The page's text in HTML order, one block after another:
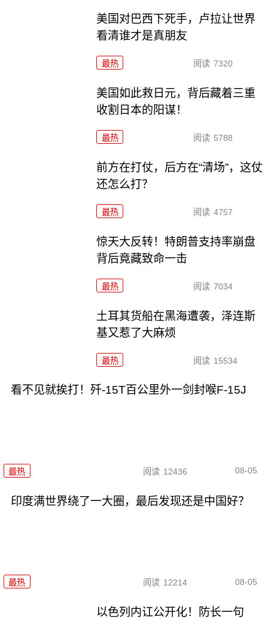
美国对巴西下死手，卢拉让世界
看清谁才是真朋友
最热 阅读 7320
美国如此救日元，背后藏着三重
收割日本的阳谋！
最热 阅读 5788
前方在打仗，后方在“清场”，这仗
还怎么打？
最热 阅读 4757
惊天大反转！特朗普支持率崩盘
背后竟藏致命一击
最热 阅读 7034
土耳其货船在黑海遭袭，泽连斯
基又惹了大麻烦
最热 阅读 15534
看不见就挨打！歼-15T百公里外一剑封喉F-15J
最热 阅读 12436 08-05
印度满世界绕了一大圈，最后发现还是中国好？
最热 阅读 12214 08-05
以色列内讧公开化！防长一句